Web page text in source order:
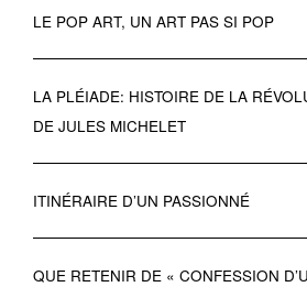
LE POP ART, UN ART PAS SI POP
LA PLÉIADE: HISTOIRE DE LA
DE JULES MICHELET
ITINÉRAIRE D’UN PASSIONNÉ
QUE RETENIR DE « CONFESSION